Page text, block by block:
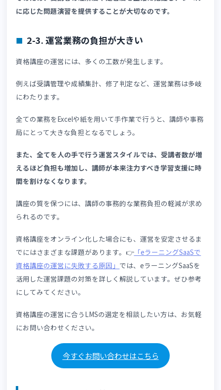
受講者の家庭学習習慣を定着させるポイントについては、
「学習塾がeラーニングで家庭学習を定着させる方法」
しく解説しています。あわせてご覧ください。
2-2. 知識の定着度を確認する手段が少ない
測る手段が少ないといえます。
るかの正確な判断が難しいでしょう。
資格試験対策においては、インプットとアウトプットの繰
返しが重要です。
そのため、受講者の理解度や定着度を正確に把握し、レベ
に応じた問題演習を提供することが大切なのです。
2-3. 運営業務の負担が大きい
資格講座の運営には、多くの工数が発生します。
例えば受講管理や成績集計、修了判定など、運営業務は多
にわたります。
全ての業務をExcelや紙を用いて手作業で行うと、講師や
局にとって大きな負担となるでしょう。